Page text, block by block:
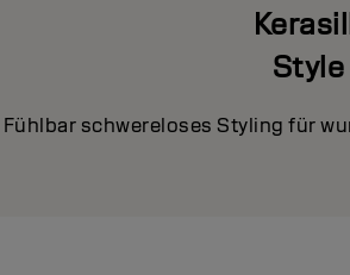
Style
Fühlbar schwereloses Styling für